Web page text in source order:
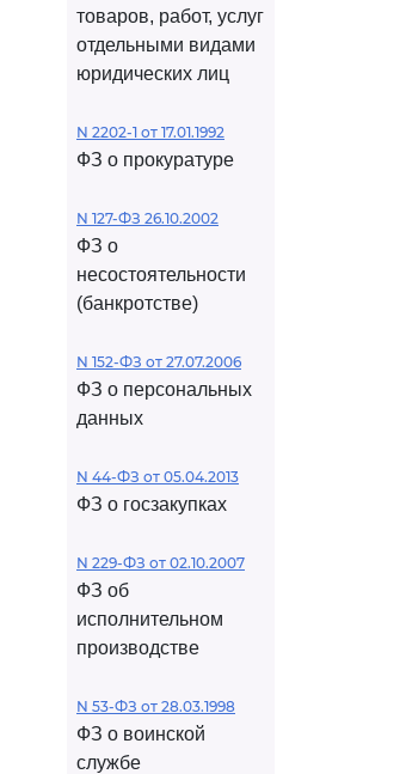
товаров, работ, услуг
отдельными видами
юридических лиц
N 2202-1 от 17.01.1992
ФЗ о прокуратуре
N 127-ФЗ 26.10.2002
ФЗ о
несостоятельности
(банкротстве)
N 152-ФЗ от 27.07.2006
ФЗ о персональных
данных
N 44-ФЗ от 05.04.2013
ФЗ о госзакупках
N 229-ФЗ от 02.10.2007
ФЗ об
исполнительном
производстве
N 53-ФЗ от 28.03.1998
ФЗ о воинской
службе